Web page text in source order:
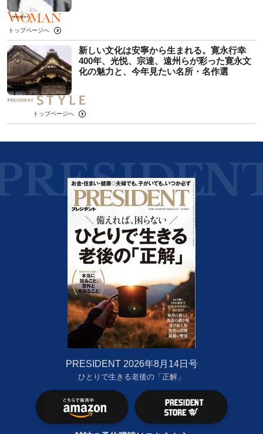
トップページへ
新しい文化は安寧から生まれる。寛永行幸
400年、光悦、宗達、遠州らが彩った寛永文
化の魅力と、今年見たい名所・名作選
トップページへ
PRESIDENT 2026年8月14日号
ひとりで生きる老後の「正解」